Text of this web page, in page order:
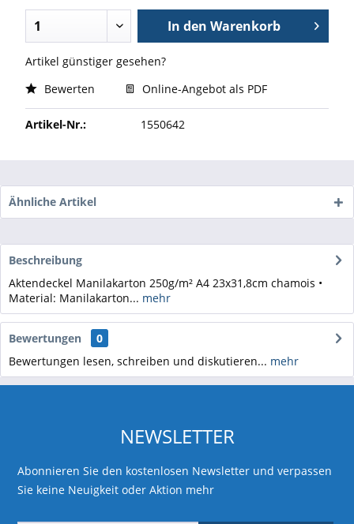
In den Warenkorb
Artikel günstiger gesehen?
Bewerten
Online-Angebot als PDF
Artikel-Nr.: 1550642
Ähnliche Artikel
Beschreibung
Aktendeckel Manilakarton 250g/m² A4 23x31,8cm chamois •
Material: Manilakarton... mehr
Bewertungen
0
Bewertungen lesen, schreiben und diskutieren... mehr
NEWSLETTER
Abonnieren Sie den kostenlosen Newsletter und verpassen
Sie keine Neuigkeit oder Aktion mehr